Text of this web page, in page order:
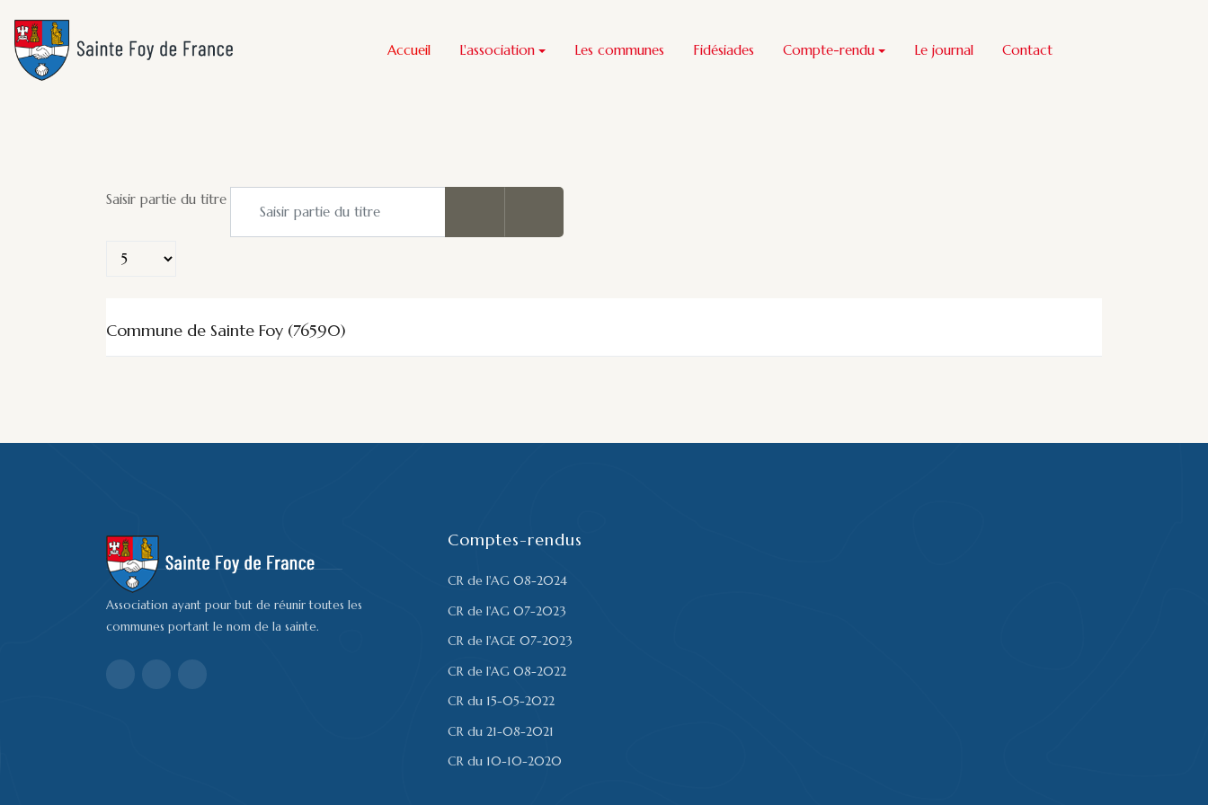
Accueil L'association Les communes Fidésiades Compte-rendu Le journal Contact
Saisir partie du titre
Commune de Sainte Foy (76590)
Association ayant pour but de réunir toutes les
communes portant le nom de la sainte.
Comptes-rendus
CR de l'AG 08-2024
CR de l'AG 07-2023
CR de l'AGE 07-2023
CR de l'AG 08-2022
CR du 15-05-2022
CR du 21-08-2021
CR du 10-10-2020